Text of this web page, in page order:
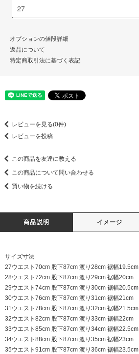
オプションの値段詳細
返品について
特定商取引法に基づく表記
レビューを見る(0件)
レビューを投稿
この商品を友達に教える
この商品について問い合わせる
買い物を続ける
商品説明 イメージ
サイズ寸法
27ウエスト70cm 股下87cm 渡り28cm 裾幅19.5cm
28ウエスト72cm 股下87cm 渡り29cm 裾幅20cm
29ウエスト74cm 股下87cm 渡り30cm 裾幅20.5cm
30ウエスト76cm 股下87cm 渡り31cm 裾幅21cm
31ウエスト78cm 股下87cm 渡り32cm 裾幅21.5cm
32ウエスト82cm 股下87cm 渡り33cm 裾幅22cm
33ウエスト85cm 股下87cm 渡り34cm 裾幅22.5cm
34ウエスト88cm 股下87cm 渡り35cm 裾幅23cm
35ウエスト91cm 股下87cm 渡り36cm 裾幅23.5cm